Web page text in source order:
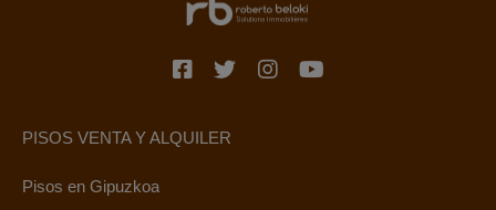
PISOS VENTA Y ALQUILER
Pisos en Gipuzkoa